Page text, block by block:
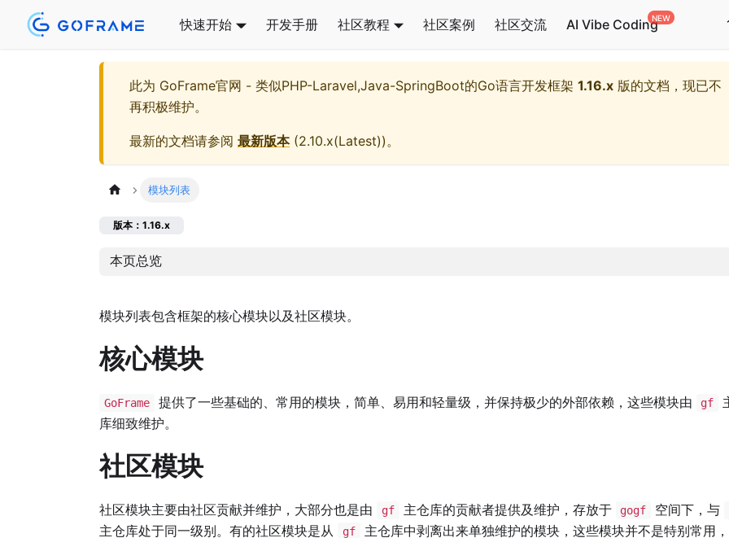
快速开始 开发手册 社区教程 社区案例 社区交流 AI Vibe Coding
此为 GoFrame官网 - 类似PHP-Laravel,Java-SpringBoot的Go语言开发框架 1.16.x 版的文档，现已不
再积极维护。
最新的文档请参阅 最新版本(2.10.x(Latest))。
模块列表
版本：1.16.x
本页总览
模块列表包含框架的核心模块以及社区模块。
核心模块
GoFrame 提供了一些基础的、常用的模块，简单、易用和轻量级，并保持极少的外部依赖，这些模块由 gf
库细致维护。
社区模块
社区模块主要由社区贡献并维护，大部分也是由 gf 主仓库的贡献者提供及维护，存放于 gogf 空间下，与
主仓库处于同一级别。有的社区模块是从 gf
主仓库中剥离出来单独维护的模块，这些模块并不是特别常用